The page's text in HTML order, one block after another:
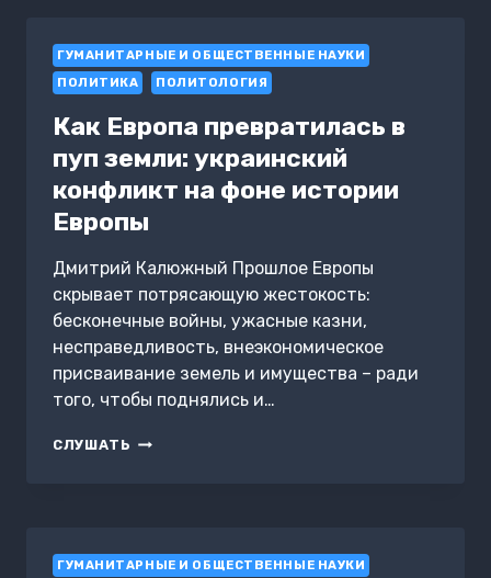
ГУМАНИТАРНЫЕ И ОБЩЕСТВЕННЫЕ НАУКИ
ПОЛИТИКА
ПОЛИТОЛОГИЯ
Как Европа превратилась в
пуп земли: украинский
конфликт на фоне истории
Европы
Дмитрий Калюжный Прошлое Европы
скрывает потрясающую жестокость:
бесконечные войны, ужасные казни,
несправедливость, внеэкономическое
присваивание земель и имущества – ради
того, чтобы поднялись и…
СЛУШАТЬ КАК
УКРАИНСКИЙ
ГУМАНИТАРНЫЕ И ОБЩЕСТВЕННЫЕ НАУКИ